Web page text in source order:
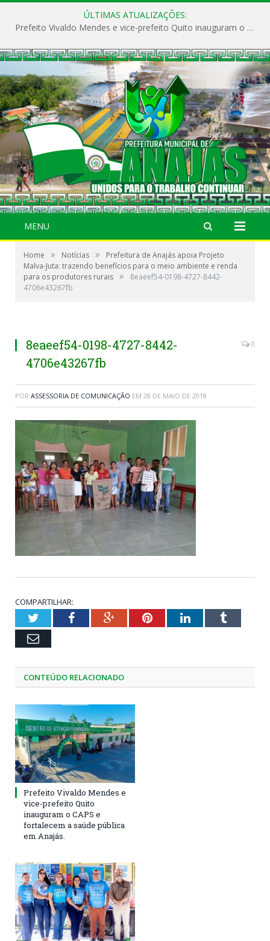
ÚLTIMAS ATUALIZAÇÕES:
Prefeito Vivaldo Mendes e vice-prefeito Quito inauguram o CAPS e fortalecem a saúde pública em Anajás.
MENU
Home » Notícias »
Prefeitura de Anajás apoia Projeto
Malva-Juta: trazendo benefícios para o meio ambiente e renda
para os produtores rurais »
8eaeef54-0198-4727-8442-
4706e43267fb
8eaeef54-0198-4727-8442-
4706e43267fb
0
POR ASSESSORIA DE COMUNICAÇÃO EM 28 DE MAIO DE 2018
COMPARTILHAR:
TwitterFacebookGoogle+PinterestLinkedInTumblr
Email
CONTEÚDO RELACIONADO
Prefeito Vivaldo Mendes e
vice-prefeito Quito
inauguram o CAPS e
fortalecem a saúde pública
em Anajás.